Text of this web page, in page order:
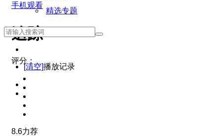
精选专题
[清空]播放记录
手机观看
追踪
评分：
8.6力荐